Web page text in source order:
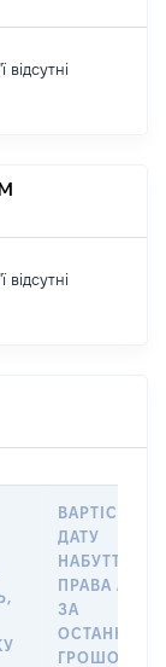
ВАРТІСТЬ НА
ДАТУ
НАБУТТЯ
ПРАВА АБО
ЗА
ГРОШОВОЮ